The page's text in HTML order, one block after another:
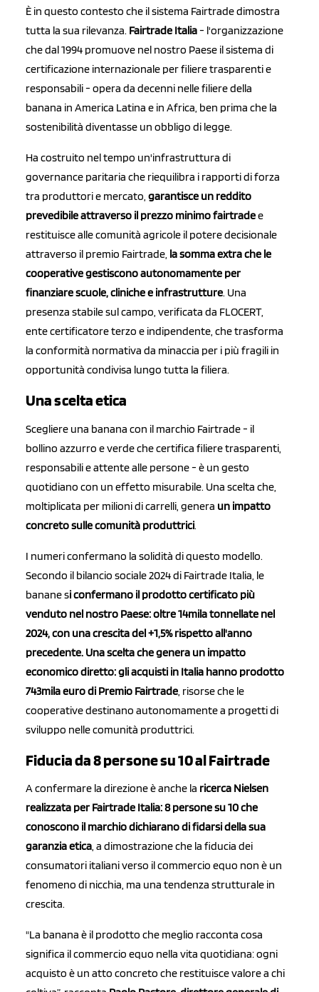
È in questo contesto che il sistema Fairtrade dimostra
tutta la sua rilevanza. Fairtrade Italia- l'organizzazione
che dal 1994 promuove nel nostro Paese il sistema di
certificazione internazionale per filiere trasparenti e
responsabili - opera da decenni nelle filiere della
banana in America Latina e in Africa, ben prima che la
sostenibilità diventasse un obbligo di legge.
Ha costruito nel tempo un'infrastruttura di
governance paritaria che riequilibra i rapporti di forza
tra produttori e mercato, garantisce un reddito
prevedibile attraverso il prezzo minimo fairtradee
restituisce alle comunità agricole il potere decisionale
attraverso il premio Fairtrade, la somma extra che le
cooperative gestiscono autonomamente per
finanziare scuole, cliniche e infrastrutture. Una
presenza stabile sul campo, verificata da FLOCERT,
ente certificatore terzo e indipendente, che trasforma
la conformità normativa da minaccia per i più fragili in
opportunità condivisa lungo tutta la filiera.
Una scelta etica
Scegliere una banana con il marchio Fairtrade - il
bollino azzurro e verde che certifica filiere trasparenti,
responsabili e attente alle persone - è un gesto
quotidiano con un effetto misurabile. Una scelta che,
moltiplicata per milioni di carrelli, genera un impatto
concreto sulle comunità produttrici.
I numeri confermano la solidità di questo modello.
Secondo il bilancio sociale 2024 di Fairtrade Italia, le
banane si confermano il prodotto certificato più
venduto nel nostro Paese: oltre 14mila tonnellate nel
2024, con una crescita del +1,5% rispetto all'anno
precedente. Una scelta che genera un impatto
economico diretto: gli acquisti in Italia hanno prodotto
743mila euro di Premio Fairtrade, risorse che le
cooperative destinano autonomamente a progetti di
sviluppo nelle comunità produttrici.
Fiducia da 8 persone su 10 al Fairtrade
A confermare la direzione è anche la ricerca Nielsen
realizzata per Fairtrade Italia: 8 persone su 10 che
conoscono il marchio dichiarano di fidarsi della sua
garanzia etica, a dimostrazione che la fiducia dei
consumatori italiani verso il commercio equo non è un
fenomeno di nicchia, ma una tendenza strutturale in
crescita.
"La banana è il prodotto che meglio racconta cosa
significa il commercio equo nella vita quotidiana: ogni
acquisto è un atto concreto che restituisce valore a chi